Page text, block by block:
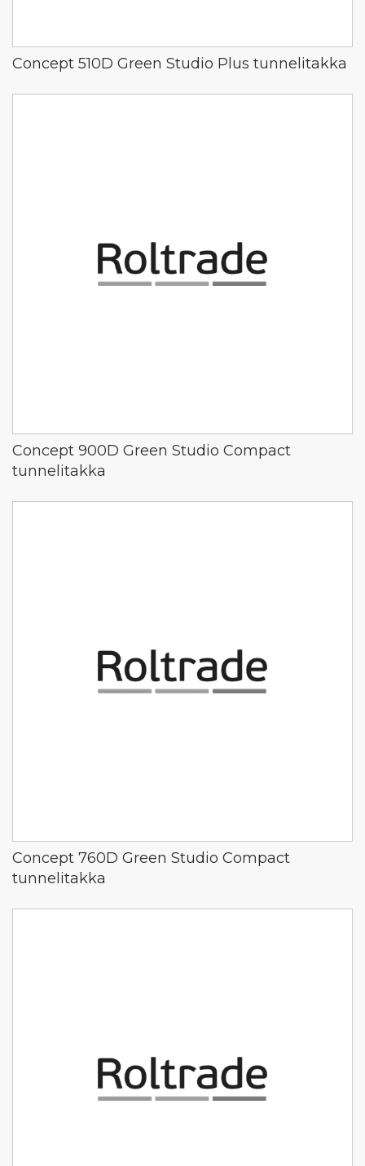
Concept 510D Green Studio Plus tunnelitakka
Concept 900D Green Studio Compact
tunnelitakka
Concept 760D Green Studio Compact
tunnelitakka